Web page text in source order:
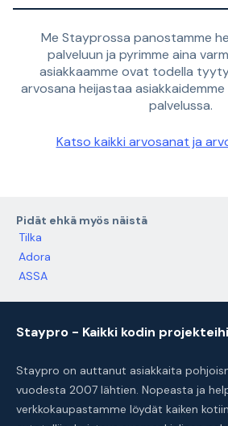
Me Stayprossa panostamme
palveluun ja pyrimme aina
asiakkaamme ovat todella
arvosana heijastaa
palvelussa.
Katso kaikki arvosanat ja
Pidät ehkä myös näistä
Tilka
Adora
ASSA
Staypro - Kaikki kodin
Staypro on auttanut asiakkaita
vuodesta 2007 lähtien. Nopeasta ja
verkkokaupastamme löydät kaiken